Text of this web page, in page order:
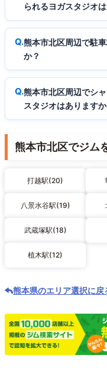
られるヨガスタジオ
熊本市北区周辺で駐
か？
熊本市北区周辺でシ
スタジオはありますか
熊本市北区でジム
打越駅(20)
八景水谷駅(19)
武蔵塚駅(18)
植木駅(12)
熊本県のエリア選択に戻